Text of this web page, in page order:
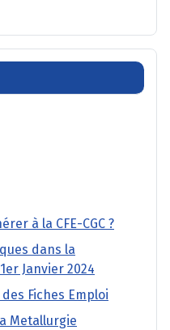
à la CFE-CGC ?
dans la
Janvier 2024
Fiches Emploi
Metallurgie